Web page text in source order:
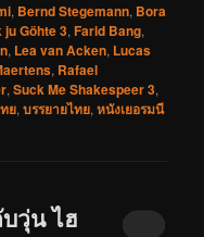
, Bernd Stegemann, Bora
ju Göhte 3,Farid Bang,
, Lea van Acken, Lucas
, Rafael
,Suck Me Shakespeer 3,
ย,บรรยายไทย,หนังเยอรมนี
วุ่น ไฮ